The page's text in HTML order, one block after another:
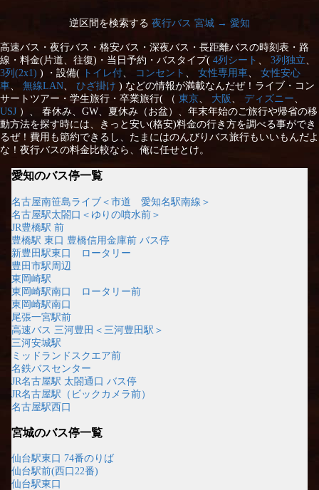
逆区間を検索する 夜行バス 宮城 → 愛知
高速バス・夜行バス・格安バス・深夜バス・長距離バスの時刻表・路
線・料金(片道、往復)・当日予約・バスタイプ( 4列シート 3列独立
3列(2x1) ) ・設備( トイレ付 コンセント 女性専用車
女性安心
車
無線LAN ひざ掛け ) などの情報が満載なんだぜ！ライブ・コン
サートツアー・学生旅行・卒業旅行( （ 東京 大阪 ディズニー
USJ ）、 春休み、GW、夏休み（お盆）、年末年始のご旅行や帰省の移
動方法を探す時には、きっと安い(格安)料金の行き方を調べる事ができ
るぜ！費用も節約できるし、たまにはのんびりバス旅行もいいもんだよ
な！夜行バスの料金比較なら、俺に任せとけ。
愛知のバス停一覧
名古屋南笹島ライブ＜市道 愛知名駅南線＞
名古屋駅太閤口＜ゆりの噴水前＞
JR豊橋駅 前
豊橋駅 東口 豊橋信用金庫前 バス停
新豊田駅東口 ロータリー
豊田市駅周辺
東岡崎駅
東岡崎駅南口 ロータリー前
東岡崎駅南口
尾張一宮駅前
高速バス 三河豊田＜三河豊田駅＞
三河安城駅
ミッドランドスクエア前
名鉄バスセンター
JR名古屋駅 太閤通口 バス停
JR名古屋駅（ビックカメラ前）
名古屋駅西口
宮城のバス停一覧
仙台駅東口 74番のりば
仙台駅前(西口22番)
仙台駅東口